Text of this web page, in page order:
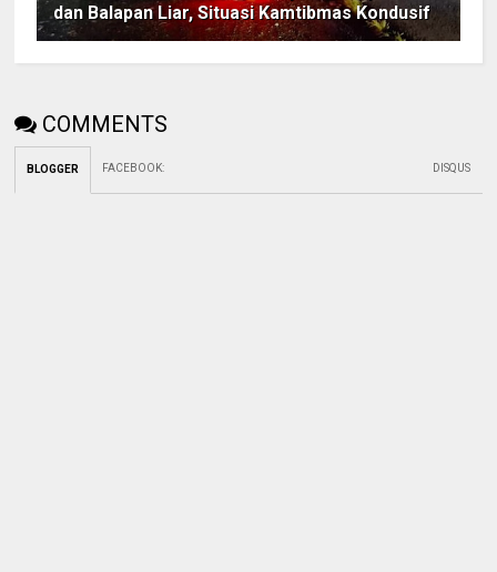
dan Balapan Liar, Situasi Kamtibmas Kondusif
COMMENTS
BLOGGER FACEBOOK: DISQUS